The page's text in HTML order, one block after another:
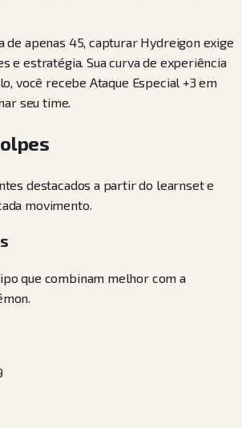
de apenas 45, capturar Hydreigon exige
e estratégia. Sua curva de experiência
você recebe Ataque Especial +3 em
seu time.
destacados a partir do learnset e
movimento.
que combinam melhor com a